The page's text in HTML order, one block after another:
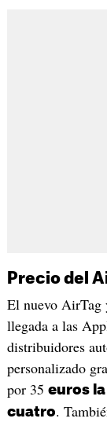
Precio del
El nuevo AirTag
llegada a las
distribuidores
personalizado
por 35 euros la
cuatro.